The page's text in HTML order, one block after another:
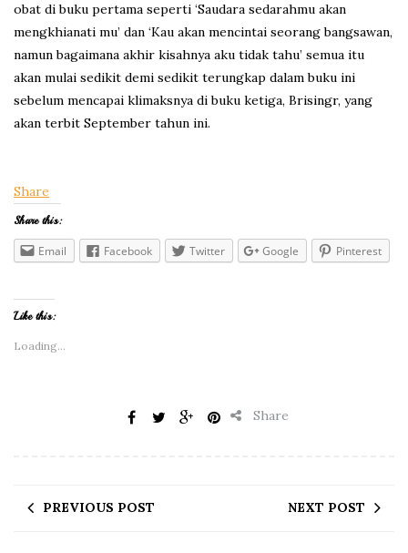
obat di buku pertama seperti ‘Saudara sedarahmu akan
mengkhianati mu’ dan ‘Kau akan mencintai seorang bangsawan,
namun bagaimana akhir kisahnya aku tidak tahu’ semua itu
akan mulai sedikit demi sedikit terungkap dalam buku ini
sebelum mencapai klimaksnya di buku ketiga, Brisingr, yang
akan terbit September tahun ini.
Share
Share this:
Email Facebook Twitter Google Pinterest
Like this:
Loading...
Share
PREVIOUS POST NEXT POST